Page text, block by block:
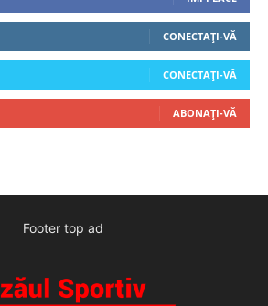
CONECTAȚI-VĂ
CONECTAȚI-VĂ
ABONAȚI-VĂ
Footer top ad